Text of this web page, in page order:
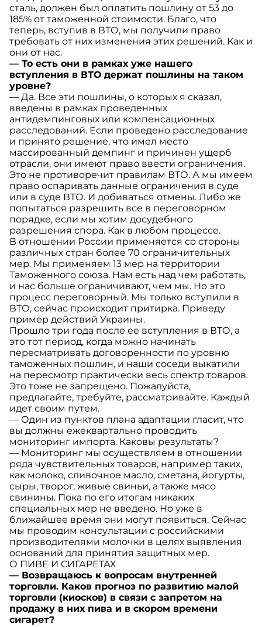
сталь, должен был оплатить пошлину от 53 до
185% от таможенной стоимости. Благо, что
теперь, вступив в ВТО, мы получили право
требовать от них изменения этих решений. Как и
они от нас.
— То есть они в рамках уже нашего
вступления в ВТО держат пошлины на таком
уровне?
— Да. Все эти пошлины, о которых я сказал,
введены в рамках проведенных
антидемпинговых или компенсационных
расследований. Если проведено расследование
и принято решение, что имел место
массированный демпинг и причинен ущерб
отрасли, они имеют право ввести ограничения.
Это не противоречит правилам ВТО. А мы имеем
право оспаривать данные ограничения в суде
или в суде ВТО. И добиваться отмены. Либо же
попытаться разрешить все в переговорном
порядке, если мы хотим досудебного
разрешения спора. Как в любом процессе.
В отношении России применяется со стороны
различных стран более 70 ограничительных
мер. Мы применяем 13 мер на территории
Таможенного союза. Нам есть над чем работать,
и нас больше ограничивают, чем мы. Но это
процесс переговорный. Мы только вступили в
ВТО, сейчас происходит притирка. Приведу
пример действий Украины.
Прошло три года после ее вступления в ВТО, а
это тот период, когда можно начинать
пересматривать договоренности по уровню
таможенных пошлин, и наши соседи выкатили
на пересмотр практически весь спектр товаров.
Это тоже не запрещено. Пожалуйста,
предлагайте, требуйте, рассматривайте. Каждый
идет своим путем.
— Один из пунктов плана адаптации гласит, что
вы должны ежеквартально проводить
мониторинг импорта. Каковы результаты?
— Мониторинг мы осуществляем в отношении
ряда чувствительных товаров, например таких,
как молоко, сливочное масло, сметана, йогурты,
сыры, творог, живые свиньи, а также мясо
свинины. Пока по его итогам никаких
специальных мер не введено. Но уже в
ближайшее время они могут появиться. Сейчас
мы проводим консультации с российскими
производителями молочки в целях выявления
оснований для принятия защитных мер.
О ПИВЕ И СИГАРЕТАХ
— Возвращаюсь к вопросам внутренней
торговли. Каков прогноз по развитию малой
торговли (киосков) в связи с запретом на
продажу в них пива и в скором времени
сигарет?